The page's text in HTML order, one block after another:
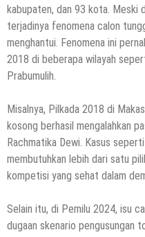
kabupaten, dan 93 kota. Meski
terjadinya fenomena calon
menghantui. Fenomena ini
2018 di beberapa wilayah
Prabumulih.
Misalnya, Pilkada 2018 di
kosong berhasil mengalahkan
Rachmatika Dewi. Kasus
membutuhkan lebih dari satu
kompetisi yang sehat dalam
Selain itu, di Pemilu 2024, isu
dugaan skenario pengusungan